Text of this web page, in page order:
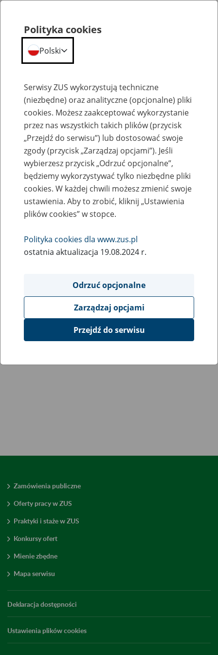
Kalendarium
Zamówienia publiczne
Oferty pracy w ZUS
Praktyki i staże w ZUS
Konkursy ofert
Mienie zbędne
Mapa serwisu
Deklaracja dostępności
Ustawienia plików cookies
Polityka cookies
Polski
Serwisy ZUS wykorzystują techniczne
(niezbędne) oraz analityczne (opcjonalne) pliki
cookies. Możesz zaakceptować wykorzystanie
przez nas wszystkich takich plików (przycisk
„Przejdź do serwisu”) lub dostosować swoje
zgody (przycisk „Zarządzaj opcjami”). Jeśli
wybierzesz przycisk „Odrzuć opcjonalne”,
będziemy wykorzystywać tylko niezbędne pliki
cookies. W każdej chwili możesz zmienić swoje
ustawienia. Aby to zrobić, kliknij „Ustawienia
plików cookies” w stopce.
Polityka cookies dla www.zus.pl
ostatnia aktualizacja 19.08.2024 r.
Odrzuć opcjonalne
Zarządzaj opcjami
Przejdź do serwisu